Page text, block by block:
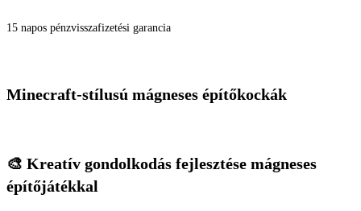
15 napos pénzvisszafizetési garancia
Minecraft-stílusú mágneses építőkockák
🎨 Kreatív gondolkodás fejlesztése mágneses
építőjátékkal